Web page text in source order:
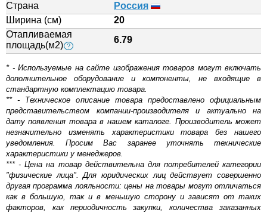
Страна
Россия
Ширина (см)
20
Отапливаемая
площадь(м2) ?
6.79
* - Используемые на сайте изображения товаров могут включать
дополнительное оборудование и компоненты, не входящие в
стандартную комплектацию товара.
** - Техническое описание товара предоставлено официальным
представительством компании-производителя и актуально на
дату появления товара в нашем каталоге. Производитель может
незначительно изменять характеристики товара без нашего
уведомления. Просим Вас заранее уточнять технические
характеристики у менеджеров.
*** - Цена на товар действительна для потребителей категории
"физические лица". Для юридических лиц действует совершенно
другая программа лояльности: цены на товары могут отличаться
как в большую, так и в меньшую сторону и зависят от таких
факторов, как периодичность закупки, количества заказанных